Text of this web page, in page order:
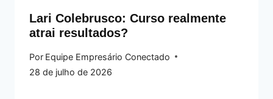
Lari Colebrusco: Curso realmente
atrai resultados?
Por Equipe Empresário Conectado
28 de julho de 2026